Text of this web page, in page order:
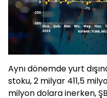
Aynı dönemde yurt
stoku, 2 milyar 411,5
milyon dolara inerken,